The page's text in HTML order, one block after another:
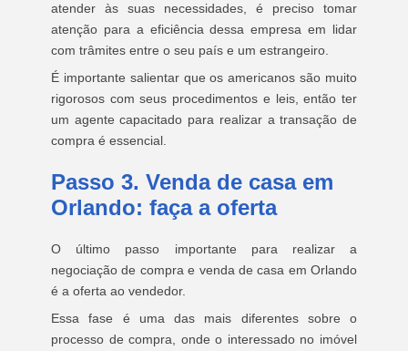
atender às suas necessidades, é preciso tomar
atenção para a eficiência dessa empresa em lidar
com trâmites entre o seu país e um estrangeiro.
É importante salientar que os americanos são muito
rigorosos com seus procedimentos e leis, então ter
um agente capacitado para realizar a transação de
compra é essencial.
Passo 3. Venda de casa em
Orlando: faça a oferta
O último passo importante para realizar a
negociação de compra e venda de casa em Orlando
é a oferta ao vendedor.
Essa fase é uma das mais diferentes sobre o
processo de compra, onde o interessado no imóvel